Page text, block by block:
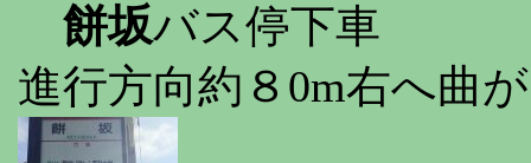
餅坂バス停下車
進行方向約８0m右へ曲